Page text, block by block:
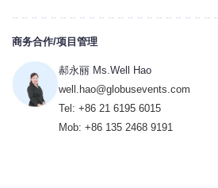
商务合作/项目管理
郝永丽 Ms.Well Hao
well.hao@globusevents.com
Tel: +86 21 6195 6015
Mob: +86 135 2468 9191